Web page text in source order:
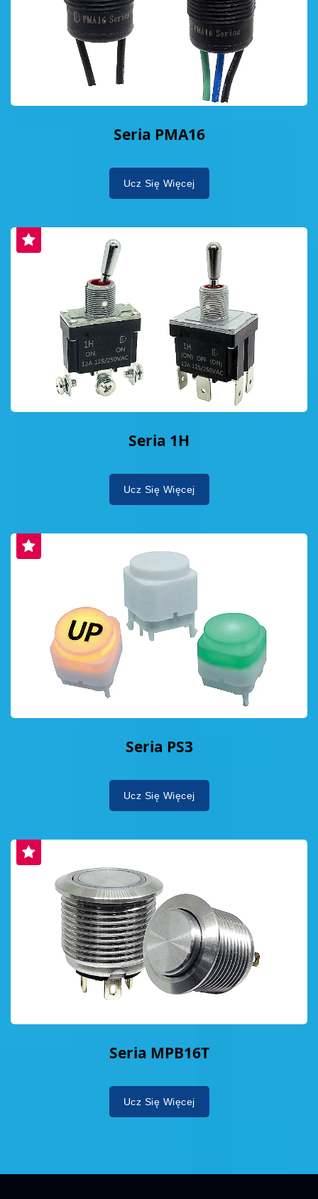
Seria PMA16
Ucz Się Więcej
Seria 1H
Ucz Się Więcej
Seria PS3
Ucz Się Więcej
Seria MPB16T
Ucz Się Więcej